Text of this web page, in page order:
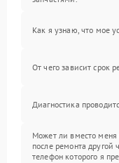
Как я узнаю, что мое
От чего зависит срок
Диагностика
Может ли вместо меня
после ремонта другой
телефон которого я